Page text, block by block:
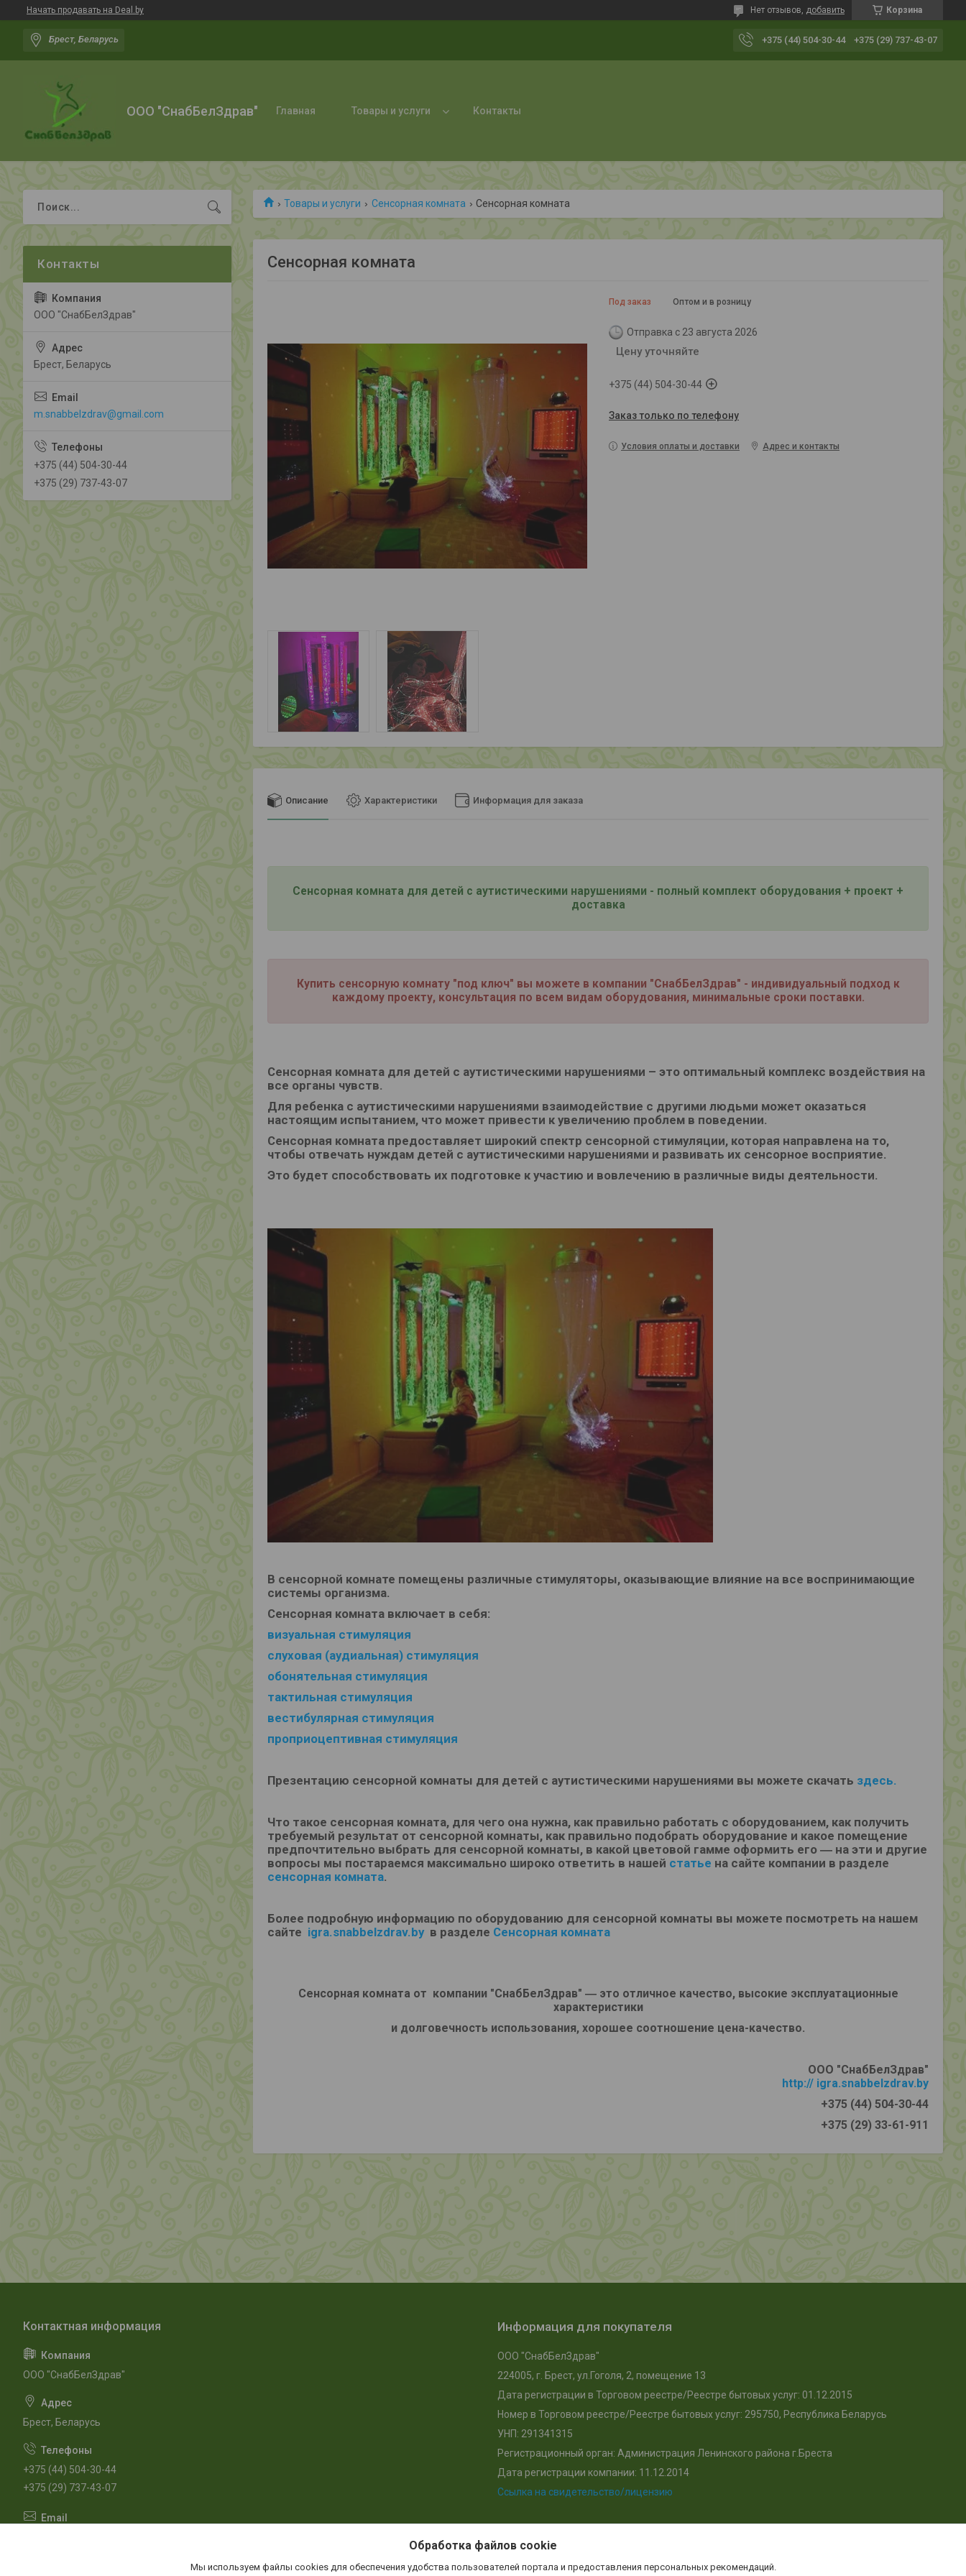
Начать продавать на Deal.by Корзина
Нет отзывов, добавить
Брест, Беларусь +375 (44) 504-30-44 +375 (29) 737-43-07
ООО "СнабБелЗдрав" Главная Товары и услуги Контакты
Товары и услуги Сенсорная комната Сенсорная комната
Сенсорная комната
Под заказ Оптом и в розницу
Отправка с 23 августа 2026
Цену уточняйте
+375 (44) 504-30-44
Заказ только по телефону
Условия оплаты и доставки Адрес и контакты
Описание Характеристики Информация для заказа
Сенсорная комната для детей с аутистическими нарушениями - полный комплект оборудования + проект +
доставка
Купить сенсорную комнату "под ключ" вы можете в компании "СнабБелЗдрав" - индивидуальный подход к
каждому проекту, консультация по всем видам оборудования, минимальные сроки поставки.
Сенсорная комната для детей с аутистическими нарушениями – это оптимальный комплекс воздействия на
все органы чувств.
Для ребенка с аутистическими нарушениями взаимодействие с другими людьми может оказаться
настоящим испытанием, что может привести к увеличению проблем в поведении.
Сенсорная комната предоставляет широкий спектр сенсорной стимуляции, которая направлена на то,
чтобы отвечать нуждам детей с аутистическими нарушениями и развивать их сенсорное восприятие.
Это будет способствовать их подготовке к участию и вовлечению в различные виды деятельности.
В сенсорной комнате помещены различные стимуляторы, оказывающие влияние на все воспринимающие
системы организма.
Сенсорная комната включает в себя:
визуальная стимуляция
слуховая (аудиальная) стимуляция
обонятельная стимуляция
тактильная стимуляция
вестибулярная стимуляция
проприоцептивная стимуляция
Презентацию сенсорной комнаты для детей с аутистическими нарушениями вы можете скачать здесь.
Что такое сенсорная комната, для чего она нужна, как правильно работать с оборудованием, как получить
требуемый результат от сенсорной комнаты, как правильно подобрать оборудование и какое помещение
предпочтительно выбрать для сенсорной комнаты, в какой цветовой гамме оформить его ― на эти и другие
вопросы мы постараемся максимально широко ответить в нашей статье на сайте компании в разделе
сенсорная комната.
Более подробную информацию по оборудованию для сенсорной комнаты вы можете посмотреть на нашем
сайте igra.snabbelzdrav.by в разделе Сенсорная комната
Сенсорная комната от компании "СнабБелЗдрав" ― это отличное качество, высокие эксплуатационные
характеристики
и долговечность использования, хорошее соотношение цена-качество.
ООО "СнабБелЗдрав"
http:// igra.snabbelzdrav.by
+375 (44) 504-30-44
+375 (29) 33-61-911
ООО "СнабБелЗдрав"
Брест, Беларусь
m.snabbelzdrav@gmail.com
+375 (44) 504-30-44
+375 (29) 737-43-07
ООО "СнабБелЗдрав"
Брест, Беларусь
+375 (44) 504-30-44
+375 (29) 737-43-07
Информация для покупателя
ООО "СнабБелЗдрав"
224005, г. Брест, ул.Гоголя, 2, помещение 13
Дата регистрации в Торговом реестре/Реестре бытовых услуг: 01.12.2015
Номер в Торговом реестре/Реестре бытовых услуг: 295750, Республика Беларусь
УНП: 291341315
Регистрационный орган: Администрация Ленинского района г.Бреста
Дата регистрации компании: 11.12.2014
Ссылка на свидетельство/лицензию
Обработка файлов cookie
Мы используем файлы cookies для обеспечения удобства пользователей портала и предоставления персональных рекомендаций.